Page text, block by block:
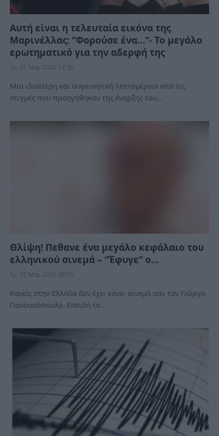
Αυτή είναι η τελευταία εικόνα της
Μαρινέλλας: “Φορούσε ένα…”- Το μεγάλο
ερωτηματικό για την αδερφή της
Τρ, 31 Μαρ 2026 12:30
Μια ιδιαίτερη και συγκινητική λεπτομέρεια από τις
στιγμές που προηγήθηκαν της έναρξης του…
Θλίψη! Πεθανε ένα μεγάλο κεφάλαιο του
ελληνικού σινεμά – “Έφυγε” ο…
Τρ, 10 Μαρ 2026 08:55
Κανείς στην Ελλάδα δεν έχει κάνει σινεμά σαν τον Γιώργο
Πανουσόπουλο. Επειδή τα…